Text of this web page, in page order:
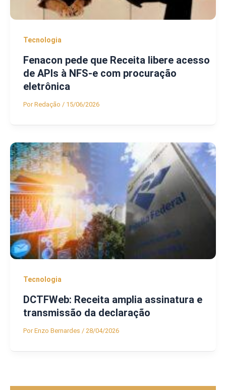
Tecnologia
Fenacon pede que Receita libere acesso
de APIs à NFS-e com procuração
eletrônica
PorRedação / 15/06/2026
Tecnologia
DCTFWeb: Receita amplia assinatura e
transmissão da declaração
PorEnzo Bernardes / 28/04/2026